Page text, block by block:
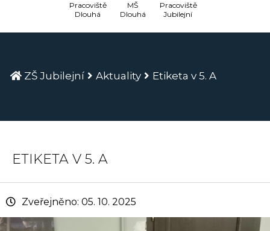
Pracoviště
Dlouhá
MŠ
Dlouhá
Pracoviště
Jubilejní
ZŠ Jubilejní Aktuality Etiketa v 5. A
ETIKETA V 5. A
Zveřejněno: 05. 10. 2025